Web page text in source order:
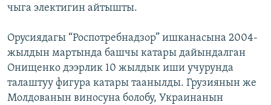
чыга электигин айтышты.
Орусиядагы “Роспотребнадзор” ишканасына 2004-
жылдын мартында башчы катары дайындалган
Онищенко дээрлик 10 жылдык иши учурунда
талаштуу фигура катары таанылды. Грузиянын же
Молдованын виносуна болобу, Украинанын